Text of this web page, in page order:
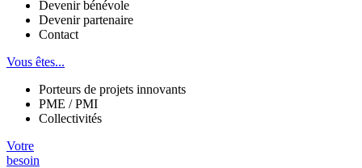
Devenir bénévole
Devenir partenaire
Contact
Vous êtes...
Porteurs de projets innovants
PME / PMI
Collectivités
Votre
besoin